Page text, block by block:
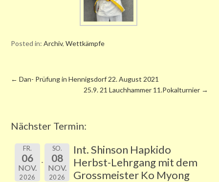
Posted in:Archiv,Wettkämpfe
← Dan- Prüfung in Hennigsdorf 22. August 2021
25.9. 21 Lauchhammer 11.Pokalturnier →
Nächster Termin:
FR.
06
NOV.
2026
SO.
08
NOV.
2026
Int. Shinson Hapkido
Herbst-Lehrgang mit dem
Grossmeister Ko Myong